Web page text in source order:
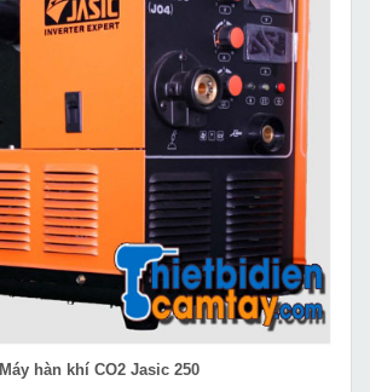
Máy hàn khí CO2 Jasic 250